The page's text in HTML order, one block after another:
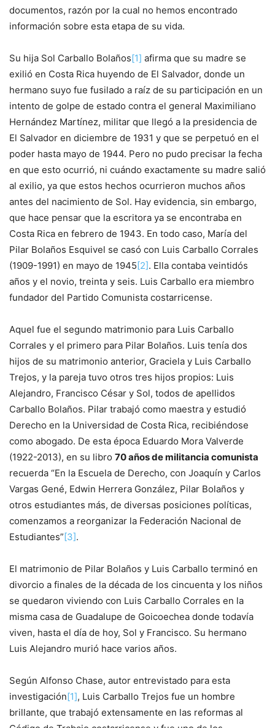
documentos, razón por la cual no hemos encontrado
información sobre esta etapa de su vida.
Su hija Sol Carballo Bolaños[1] afirma que su madre se
exilió en Costa Rica huyendo de El Salvador, donde un
hermano suyo fue fusilado a raíz de su participación en un
intento de golpe de estado contra el general Maximiliano
Hernández Martínez, militar que llegó a la presidencia de
El Salvador en diciembre de 1931 y que se perpetuó en el
poder hasta mayo de 1944. Pero no pudo precisar la fecha
en que esto ocurrió, ni cuándo exactamente su madre salió
al exilio, ya que estos hechos ocurrieron muchos años
antes del nacimiento de Sol. Hay evidencia, sin embargo,
que hace pensar que la escritora ya se encontraba en
Costa Rica en febrero de 1943. En todo caso, María del
Pilar Bolaños Esquivel se casó con Luis Carballo Corrales
(1909-1991) en mayo de 1945 [2]. Ella contaba veintidós
años y el novio, treinta y seis. Luis Carballo era miembro
fundador del Partido Comunista costarricense.
Aquel fue el segundo matrimonio para Luis Carballo
Corrales y el primero para Pilar Bolaños. Luis tenía dos
hijos de su matrimonio anterior, Graciela y Luis Carballo
Trejos, y la pareja tuvo otros tres hijos propios: Luis
Alejandro, Francisco César y Sol, todos de apellidos
Carballo Bolaños. Pilar trabajó como maestra y estudió
Derecho en la Universidad de Costa Rica, recibiéndose
como abogado. De esta época Eduardo Mora Valverde
(1922-2013), en su libro 70 años de militancia comunista
recuerda “En la Escuela de Derecho, con Joaquín y Carlos
Vargas Gené, Edwin Herrera González, Pilar Bolaños y
otros estudiantes más, de diversas posiciones políticas,
comenzamos a reorganizar la Federación Nacional de
Estudiantes” [3].
El matrimonio de Pilar Bolaños y Luis Carballo terminó en
divorcio a finales de la década de los cincuenta y los niños
se quedaron viviendo con Luis Carballo Corrales en la
misma casa de Guadalupe de Goicoechea donde todavía
viven, hasta el día de hoy, Sol y Francisco. Su hermano
Luis Alejandro murió hace varios años.
Según Alfonso Chase, autor entrevistado para esta
investigación[1], Luis Carballo Trejos fue un hombre
brillante, que trabajó extensamente en las reformas al